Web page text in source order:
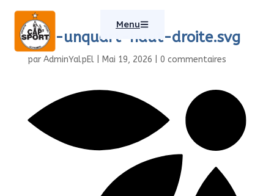
Menu
Icon-unquart-haut-droite.svg
par AdminYalpEl| Mai 19, 2026 0 commentaires